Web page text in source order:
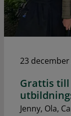
23 december
Grattis
Jenny, Ola,